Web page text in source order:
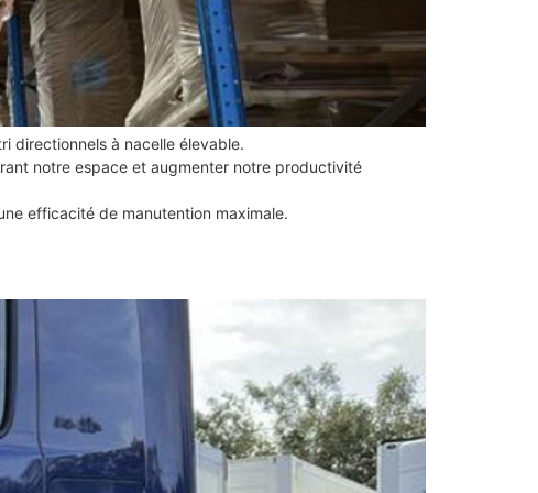
directionnels à nacelle élevable.
notre espace et augmenter notre productivité
efficacité de manutention maximale.